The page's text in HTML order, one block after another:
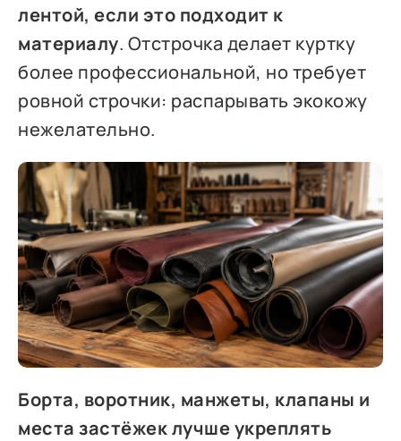
лентой, если это подходит к
материалу. Отстрочка делает куртку
более профессиональной, но требует
ровной строчки: распарывать экокожу
нежелательно.
Борта, воротник, манжеты, клапаны и
места застёжек лучше укреплять